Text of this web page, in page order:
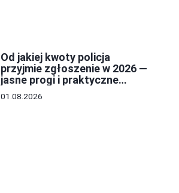
Od jakiej kwoty policja
przyjmie zgłoszenie w 2026 —
jasne progi i praktyczne
porady
01.08.2026